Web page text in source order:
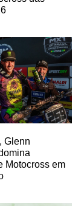
Glenn
Motocross em